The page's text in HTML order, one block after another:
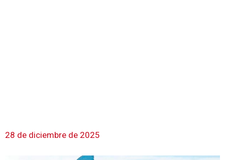
28 de diciembre de 2025